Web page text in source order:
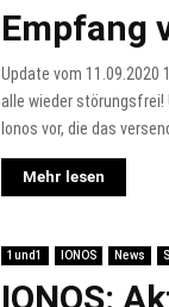
Empfang
Update vom 11.09.2020
alle wieder störungsfrei!
Ionos vor, die das
Mehr lesen
1und1 IONOS News
IONOS: